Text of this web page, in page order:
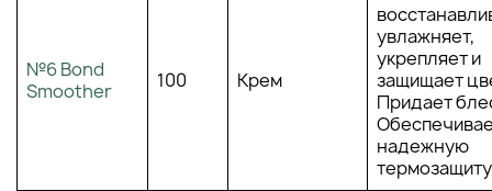
№6 Bond
Smoother
100 Крем
увлажняет,
укрепляет и
защищает
Придает
надежную